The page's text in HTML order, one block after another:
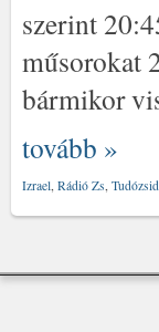
szerint
műsorokat
bármikor
tovább »
Izrael Rádió Zs